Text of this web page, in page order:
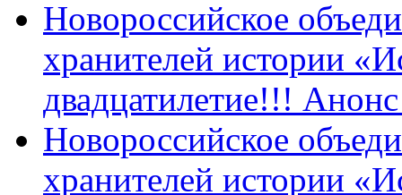
Новороссийское
хранителей истории
двадцатилетие!!!
Новороссийское
хранителей истории